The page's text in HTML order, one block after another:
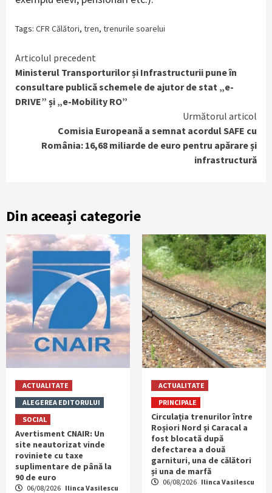
Tags: CFR Călători, tren, trenurile soarelui
Continue
Reading
Articolul precedent
Ministerul Transporturilor și Infrastructurii pune în
consultare publică schemele de ajutor de stat „e-
DRIVE” și „e-Mobility RO”
Următorul articol
Comisia Europeană a semnat acordul SAFE cu
România: 16,68 miliarde de euro pentru apărare și
infrastructură
Din aceeași categorie
ACTUALITATE
ALEGEREA EDITORULUI
SOCIAL
Avertisment CNAIR: Un
site neautorizat vinde
roviniete cu taxe
suplimentare de până la
90 de euro
06/08/2026 Ilinca Vasilescu
ACTUALITATE
PRINCIPALE
Circulația trenurilor între
Roșiori Nord și Caracal a
fost blocată după
defectarea a două
garnituri, una de călători
și una de marfă
06/08/2026 Ilinca Vasilescu